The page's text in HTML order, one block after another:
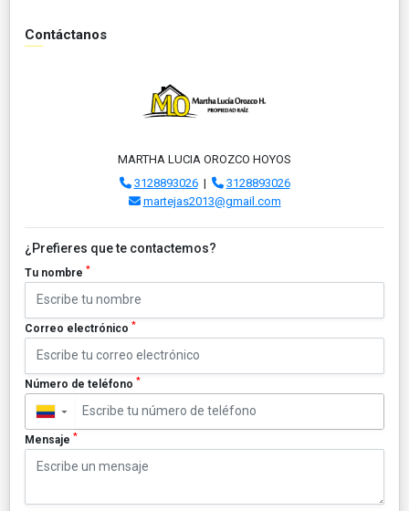
Contáctanos
MARTHA LUCIA OROZCO HOYOS
3128893026|
3128893026
martejas2013@gmail.com
¿Prefieres que te contactemos?
Tu nombre *
Correo electrónico *
Número de teléfono *
▼
Mensaje *